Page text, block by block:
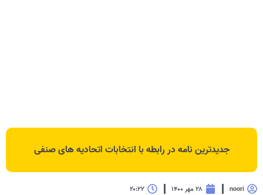
جدیدترین نامه در رابطه با انتخابات اتحادیه های صنفی
noori ۲۸ مهر ۱۴۰۰ ۲۰:۲۲